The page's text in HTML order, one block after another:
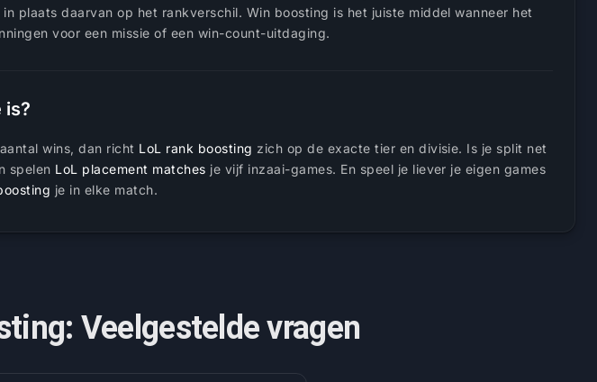
in plaats daarvan op het rankverschil. Win boosting is het juiste middel wanneer het
voor een missie of een win-count-uitdaging.
is?
wins, dan richt LoL rank boosting zich op de exacte tier en divisie. Is je split net
spelen LoL placement matches je vijf inzaai-games. En speel je liever je eigen games
je in elke match.
Veelgestelde vragen